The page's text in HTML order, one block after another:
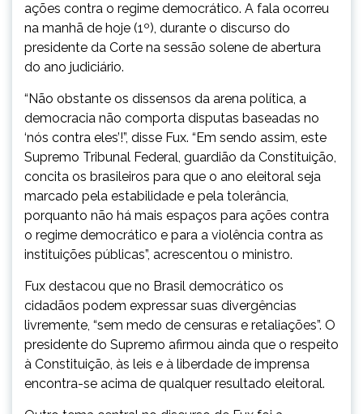
ações contra o regime democrático. A fala ocorreu
na manhã de hoje (1º), durante o discurso do
presidente da Corte na sessão solene de abertura
do ano judiciário.
“Não obstante os dissensos da arena política, a
democracia não comporta disputas baseadas no
‘nós contra eles’!”, disse Fux. “Em sendo assim, este
Supremo Tribunal Federal, guardião da Constituição,
concita os brasileiros para que o ano eleitoral seja
marcado pela estabilidade e pela tolerância,
porquanto não há mais espaços para ações contra
o regime democrático e para a violência contra as
instituições públicas”, acrescentou o ministro.
Fux destacou que no Brasil democrático os
cidadãos podem expressar suas divergências
livremente, “sem medo de censuras e retaliações”. O
presidente do Supremo afirmou ainda que o respeito
à Constituição, às leis e à liberdade de imprensa
encontra-se acima de qualquer resultado eleitoral.